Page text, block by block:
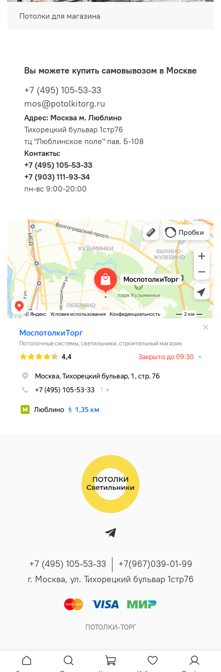
Потолки для магазина
Вы можете купить самовывозом в Москве
+7 (495) 105-53-33
mos@potolkitorg.ru
Адрес: Москва м. Люблино
Тихорецкий бульвар 1стр76
тц "Люблинское поле" пав. Б-108
Контакты:
+7 (495) 105-53-33
+7 (903) 111-93-34
пн-вс 9:00-20:00
+7 (495) 105-53-33
+7(967)039-01-99
г. Москва, ул. Тихорецкий бульвар 1стр76
ПОТОЛКИ-ТОРГ